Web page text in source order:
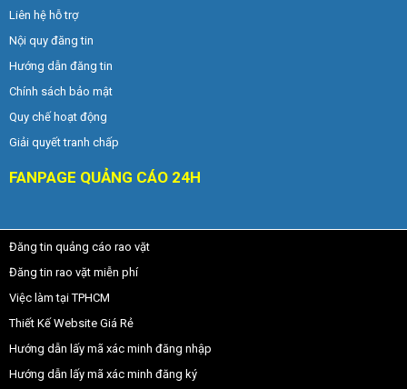
Liên hệ hỗ trợ
Nội quy đăng tin
Hướng dẫn đăng tin
Chính sách bảo mật
Quy chế hoạt động
Giải quyết tranh chấp
FANPAGE QUẢNG CÁO 24H
Đăng tin quảng cáo rao vặt
Đăng tin rao vặt miễn phí
Việc làm tại TPHCM
Thiết Kế Website Giá Rẻ
Hướng dẫn lấy mã xác minh đăng nhập
Hướng dẫn lấy mã xác minh đăng ký